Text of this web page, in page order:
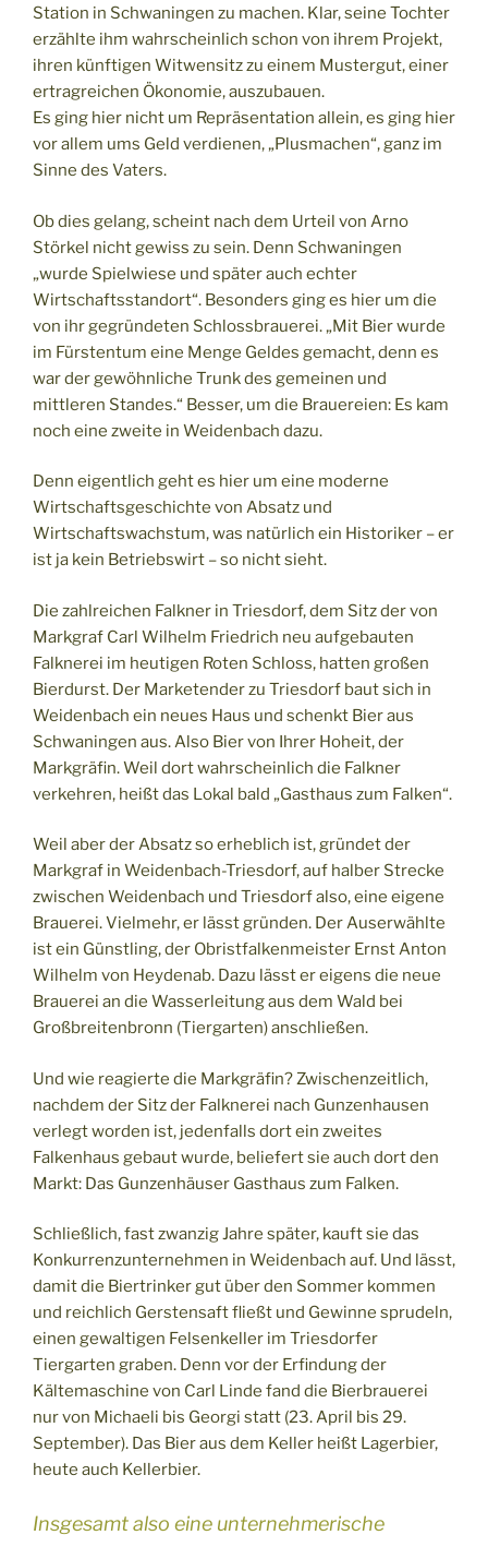
Station in Schwaningen zu machen. Klar, seine Tochter
erzählte ihm wahrscheinlich schon von ihrem Projekt,
ihren künftigen Witwensitz zu einem Mustergut, einer
ertragreichen Ökonomie, auszubauen.
Es ging hier nicht um Repräsentation allein, es ging hier
vor allem ums Geld verdienen, „Plusmachen“, ganz im
Sinne des Vaters.
Ob dies gelang, scheint nach dem Urteil von Arno
Störkel nicht gewiss zu sein. Denn Schwaningen
„wurde Spielwiese und später auch echter
Wirtschaftsstandort“. Besonders ging es hier um die
von ihr gegründeten Schlossbrauerei. „Mit Bier wurde
im Fürstentum eine Menge Geldes gemacht, denn es
war der gewöhnliche Trunk des gemeinen und
mittleren Standes.“ Besser, um die Brauereien: Es kam
noch eine zweite in Weidenbach dazu.
Denn eigentlich geht es hier um eine moderne
Wirtschaftsgeschichte von Absatz und
Wirtschaftswachstum, was natürlich ein Historiker – er
ist ja kein Betriebswirt – so nicht sieht.
Die zahlreichen Falkner in Triesdorf, dem Sitz der von
Markgraf Carl Wilhelm Friedrich neu aufgebauten
Falknerei im heutigen Roten Schloss, hatten großen
Bierdurst. Der Marketender zu Triesdorf baut sich in
Weidenbach ein neues Haus und schenkt Bier aus
Schwaningen aus. Also Bier von Ihrer Hoheit, der
Markgräfin. Weil dort wahrscheinlich die Falkner
verkehren, heißt das Lokal bald „Gasthaus zum Falken“.
Weil aber der Absatz so erheblich ist, gründet der
Markgraf in Weidenbach-Triesdorf, auf halber Strecke
zwischen Weidenbach und Triesdorf also, eine eigene
Brauerei. Vielmehr, er lässt gründen. Der Auserwählte
ist ein Günstling, der Obristfalkenmeister Ernst Anton
Wilhelm von Heydenab. Dazu lässt er eigens die neue
Brauerei an die Wasserleitung aus dem Wald bei
Großbreitenbronn (Tiergarten) anschließen.
Und wie reagierte die Markgräfin? Zwischenzeitlich,
nachdem der Sitz der Falknerei nach Gunzenhausen
verlegt worden ist, jedenfalls dort ein zweites
Falkenhaus gebaut wurde, beliefert sie auch dort den
Markt: Das Gunzenhäuser Gasthaus zum Falken.
Schließlich, fast zwanzig Jahre später, kauft sie das
Konkurrenzunternehmen in Weidenbach auf. Und lässt,
damit die Biertrinker gut über den Sommer kommen
und reichlich Gerstensaft fließt und Gewinne sprudeln,
einen gewaltigen Felsenkeller im Triesdorfer
Tiergarten graben. Denn vor der Erfindung der
Kältemaschine von Carl Linde fand die Bierbrauerei
nur von Michaeli bis Georgi statt (23. April bis 29.
September). Das Bier aus dem Keller heißt Lagerbier,
heute auch Kellerbier.
Insgesamt also eine unternehmerische